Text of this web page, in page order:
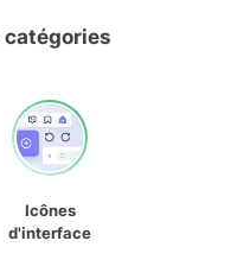
catégories
Icônes
d'interface